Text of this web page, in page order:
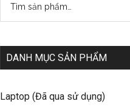
kiếm:
DANH MỤC SẢN PHẨM
Laptop (Đã qua sử dụng)